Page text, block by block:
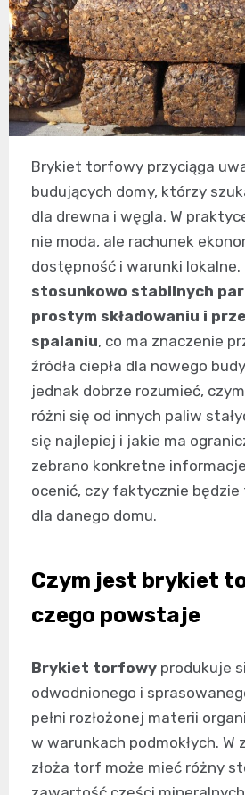
Brykiet torfowy przyciąga
budujących domy, którzy
dla drewna i węgla. W
nie moda, ale rachunek
dostępność i warunki lokalne.
stosunkowo stabilnych
prostym składowaniu i
spalaniu, co ma znaczenie
źródła ciepła dla nowego
jednak dobrze rozumieć,
różni się od innych paliw
się najlepiej i jakie ma
zebrano konkretne
ocenić, czy faktycznie
dla danego domu.
Czym jest brykiet
czego powstaje
Brykiet torfowy produkuje
odwodnionego i
pełni rozłożonej materii
w warunkach podmokłych. W
złoża torf może mieć różny